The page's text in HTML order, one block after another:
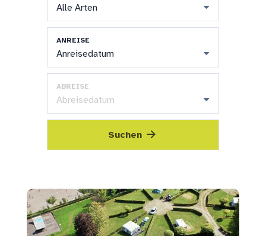
Alle Arten
ANREISE
Anreisedatum
ABREISE
Abreisedatum
Suchen